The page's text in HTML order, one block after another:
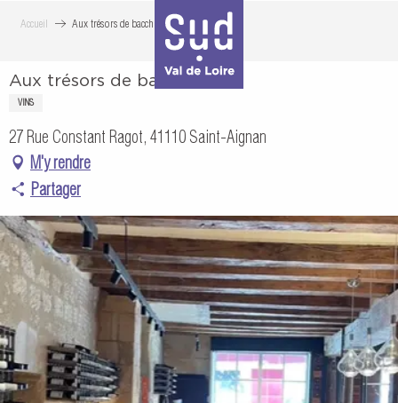
principal
Accueil Aux trésors de bacchus
Aux trésors de bacchus
VINS
27 Rue Constant Ragot, 41110 Saint-Aignan
M'y rendre
Partager